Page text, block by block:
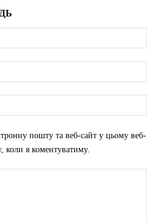
пошту та веб-сайт у цьому веб-
коли я коментуватиму.